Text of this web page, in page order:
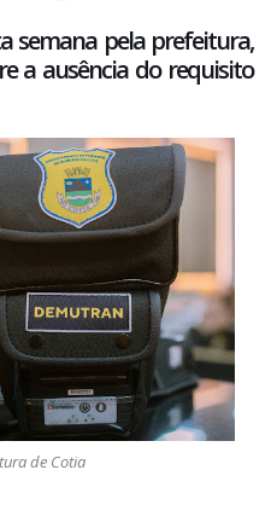
semana pela prefeitura,
a ausência do requisito
de Cotia